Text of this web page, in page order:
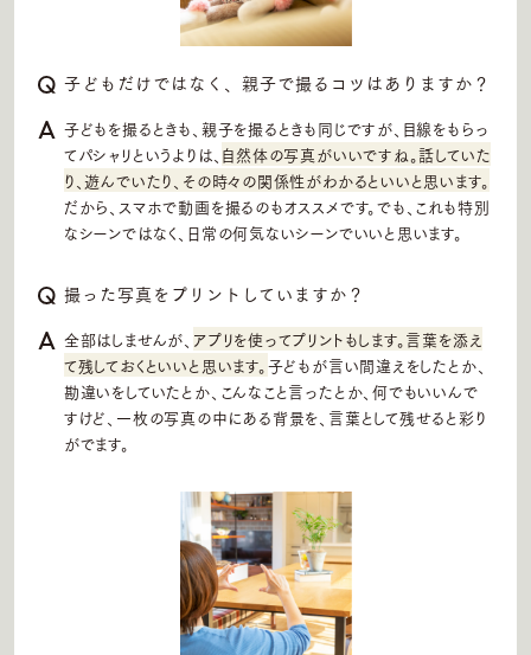
子どもだけではなく、親子で撮るコツはありますか？
子どもを撮るときも、親子を撮るときも同じですが、目線をもらっ
てパシャリというよりは、 自然体の写真がいいですね。話していた
り、遊んでいたり、その時々の関係性がわかるといいと思います。
だから、スマホで動画を撮るのもオススメです。でも、これも特別
なシーンではなく、日常の何気ないシーンでいいと思います。
撮った写真をプリントしていますか？
全部はしませんが、 アプリを使ってプリントもします。言葉を添え
て残しておくといいと思います。子どもが言い間違えをしたとか、
勘違いをしていたとか、こんなこと言ったとか、何でもいいんで
すけど、一枚の写真の中にある背景を、言葉として残せると彩り
がでます。